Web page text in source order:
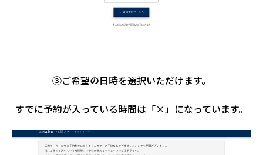
③ご希望の日時を選択いただけます。
すでに予約が入っている時間は「×」になっています。